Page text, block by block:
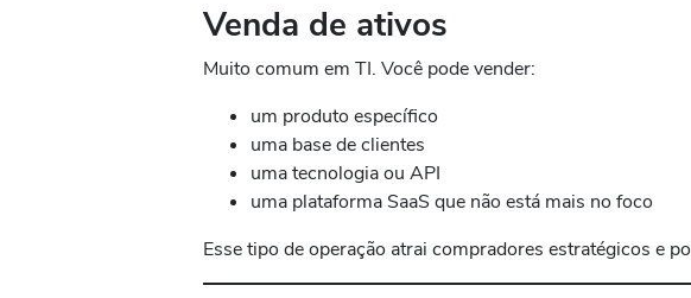
Venda de ativos
Muito comum em TI. Você pode vender:
um produto específico
uma base de clientes
uma tecnologia ou API
uma plataforma SaaS que não está mais no foco
Esse tipo de operação atrai compradores estratégicos e